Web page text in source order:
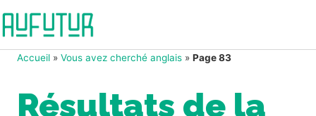
Accueil » Vous avez cherché anglais » Page 83
Résultats de la